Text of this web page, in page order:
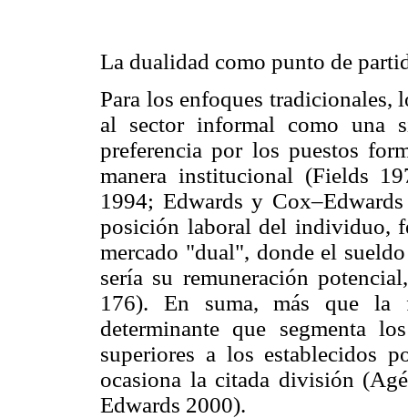
La dualidad como punto de
Para los enfoques tradicionales,
al sector informal como una
preferencia por los puestos
manera institucional (Fields
1994; Edwards y
posición laboral del individuo,
mercado "dual", donde el
sería su remuneración
176). En suma, más que la
determinante que segmenta
superiores a los establecidos
ocasiona la citada división
Edwards 2000).